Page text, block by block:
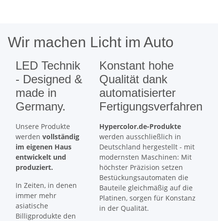
Wir machen Licht im Auto
LED Technik
- Designed &
made in
Germany.
Unsere Produkte
werden vollständig
im eigenen Haus
entwickelt und
produziert.
In Zeiten, in denen
immer mehr
asiatische
Billigprodukte den
Konstant hohe
Qualität dank
automatisierter
Fertigungsverfahren
Hypercolor.de-Produkte
werden ausschließlich in
Deutschland hergestellt - mit
modernsten Maschinen: Mit
höchster Präzision setzen
Bestückungsautomaten die
Bauteile gleichmäßig auf die
Platinen, sorgen für Konstanz
in der Qualität.